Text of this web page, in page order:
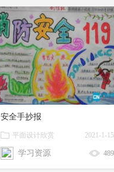
安全手抄报
平面设计欣赏
2021-1-15
学习资源 489